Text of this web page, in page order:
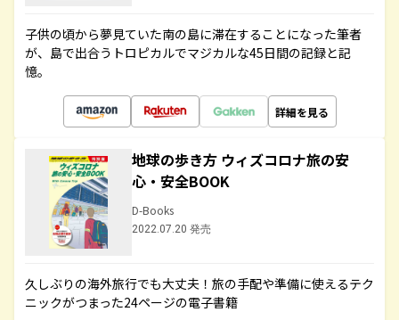
子供の頃から夢見ていた南の島に滞在することになった筆者
が、島で出合うトロピカルでマジカルな45日間の記録と記
憶。
詳細を見る
地球の歩き方 ウィズコロナ旅の安
心・安全BOOK
D-Books
2022.07.20 発売
久しぶりの海外旅行でも大丈夫！旅の手配や準備に使えるテク
ニックがつまった24ページの電子書籍